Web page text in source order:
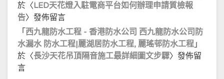
於〈LED天花燈入駐電商平台如何辦理申請質檢報
告〉發佈留言
「 西九龍防水工程 - 香港防水公司 西九龍防水公司防
水漏水 防水工程|麗湖居防水工程, 麗瑤邨防水工程 」
於〈長沙天花吊頂隔音施工最詳細圖文步驟〉發佈留
言